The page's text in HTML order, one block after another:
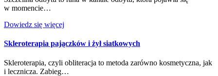
w momencie…
Dowiedz się więcej
Skleroterapia pajączków i żył siatkowych
Skleroterapia, czyli obliteracja to metoda zarówno kosmetyczna, jak
i lecznicza. Zabieg…